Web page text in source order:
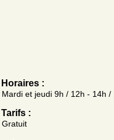
Horaires :
Mardi et jeudi 9h / 12h - 14h
Tarifs :
Gratuit